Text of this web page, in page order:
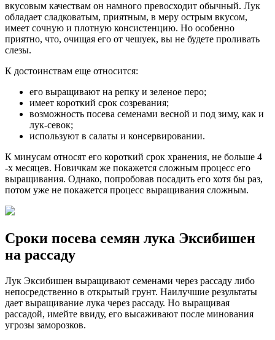
вкусовым качествам он намного превосходит обычный. Лук
обладает сладковатым, приятным, в меру острым вкусом,
имеет сочную и плотную консистенцию. Но особенно
приятно, что, очищая его от чешуек, вы не будете проливать
слезы.
К достоинствам еще относится:
его выращивают на репку и зеленое перо;
имеет короткий срок созревания;
возможность посева семенами весной и под зиму, как и
лук-севок;
используют в салаты и консервировании.
К минусам относят его короткий срок хранения, не больше 4
-х месяцев. Новичкам же покажется сложным процесс его
выращивания. Однако, попробовав посадить его хотя бы раз,
потом уже не покажется процесс выращивания сложным.
Сроки посева семян лука Эксибишен
на рассаду
Лук Эксибишен выращивают семенами через рассаду либо
непосредственно в открытый грунт. Наилучшие результаты
дает выращивание лука через рассаду. Но выращивая
рассадой, имейте ввиду, его высаживают после минования
угрозы заморозков.